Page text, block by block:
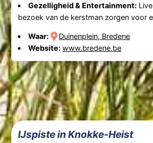
Gezelligheid & Entertainment:
bezoek van de kerstman zorgen voor
Waar:
Duinenplein, Bredene
Website: www.bredene.be
IJspiste in Knokke-Heist